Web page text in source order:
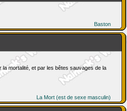
Baston
la mortalité, et par les bêtes sauvages de la
La Mort (est de sexe masculin)